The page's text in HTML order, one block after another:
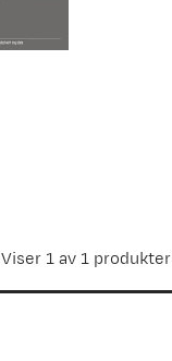
Viser 1 av 1 produkter